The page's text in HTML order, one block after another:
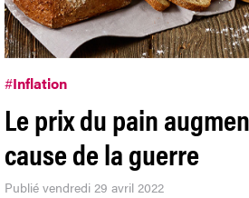
#Inflation
Le prix du pain
cause de la guerre
Publié vendredi 29 avril 2022